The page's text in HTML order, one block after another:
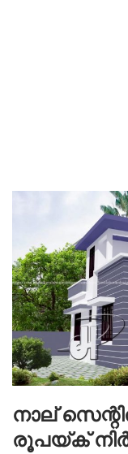
നാല്
രൂപയ്ക്